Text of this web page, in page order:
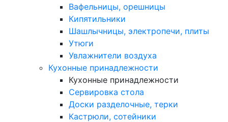
Вафельницы, орешницы
Кипятильники
Шашлычницы, электропечи, плиты
Утюги
Увлажнители воздуха
Кухонные принадлежности
Кухонные принадлежности
Сервировка стола
Доски разделочные, терки
Кастрюли, сотейники